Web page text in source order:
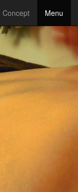
Concept Menu